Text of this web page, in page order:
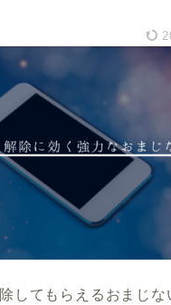
してもらえるおまじな